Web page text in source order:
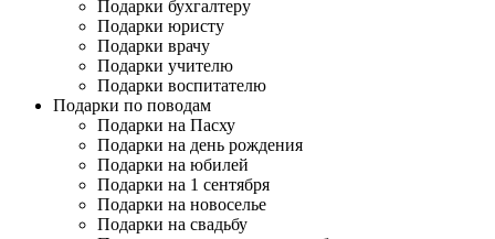
Подарки бухгалтеру
Подарки юристу
Подарки врачу
Подарки учителю
Подарки воспитателю
Подарки по поводам
Подарки на Пасху
Подарки на день рождения
Подарки на юбилей
Подарки на 1 сентября
Подарки на новоселье
Подарки на свадьбу